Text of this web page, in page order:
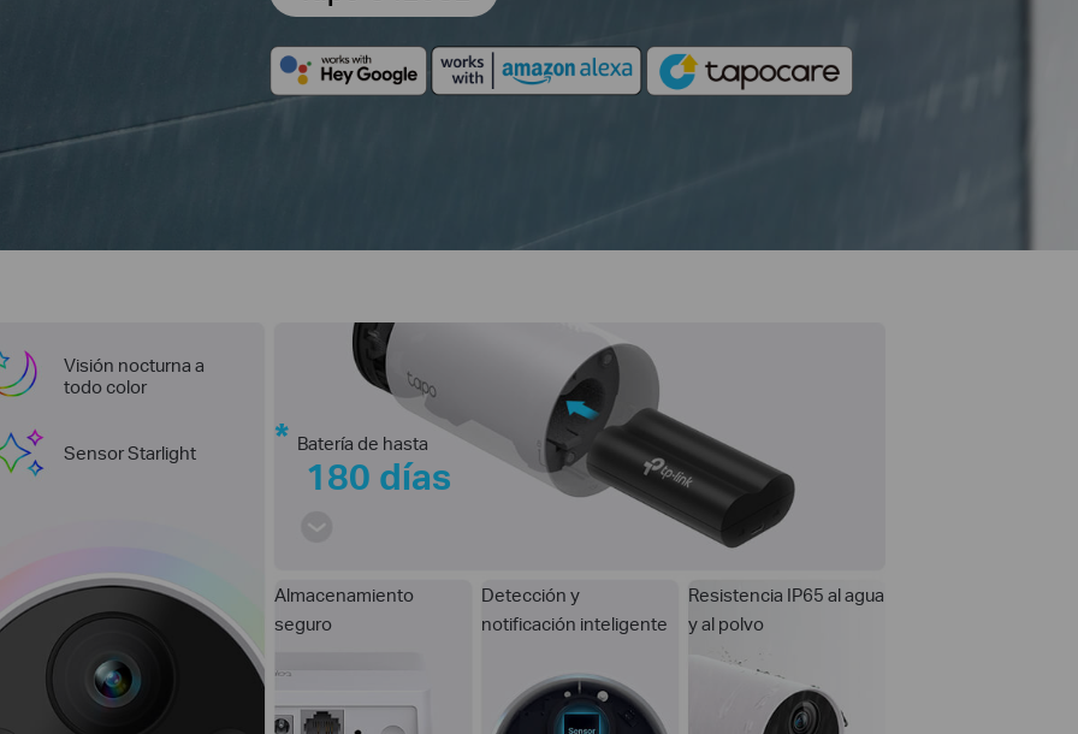
Sensor Starlight
Visión nocturna a
todo color
Batería de hasta
180 días
*
Almacenamiento
seguro
Detección y
notificación inteligente
Resistencia IP65 al agua
y al polvo